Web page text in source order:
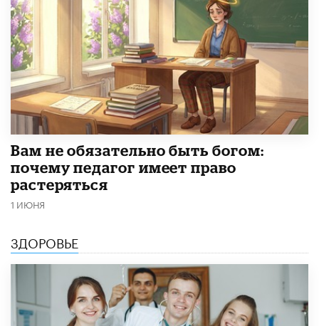
​Вам не обязательно быть богом:
почему педагог имеет право
растеряться
1 ИЮНЯ
ЗДОРОВЬЕ